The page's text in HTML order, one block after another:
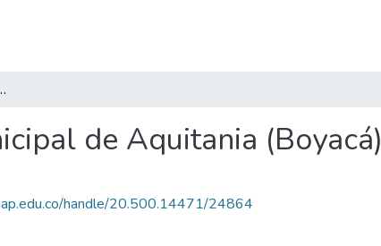
de Aquitania (Boyacá)
de Aquitania (Boyacá)
handle/20.500.14471/24864